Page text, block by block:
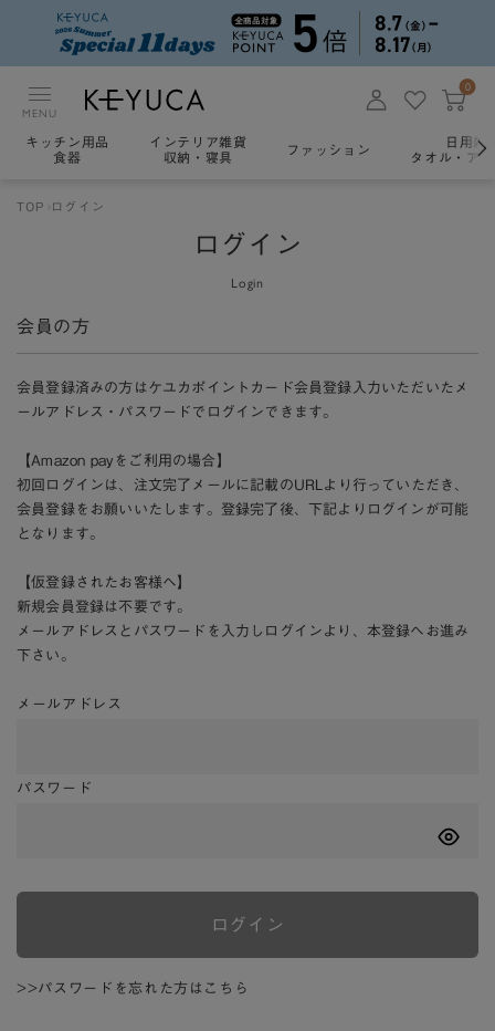
MENU
0
キッチン用品
食器
インテリア雑貨
収納・寝具
ファッション
日用雑
タオル・ア
TOP ログイン
ログイン
Login
会員の方
会員登録済みの方はケユカポイントカード会員登録入力いただいたメ
ールアドレス・パスワードでログインできます。
【Amazon payをご利用の場合】
初回ログインは、注文完了メールに記載のURLより行っていただき、
会員登録をお願いいたします。登録完了後、下記よりログインが可能
となります。
【仮登録されたお客様へ】
新規会員登録は不要です。
メールアドレスとパスワードを入力しログインより、本登録へお進み
下さい。
メールアドレス
パスワード
ログイン
>>パスワードを忘れた方はこちら